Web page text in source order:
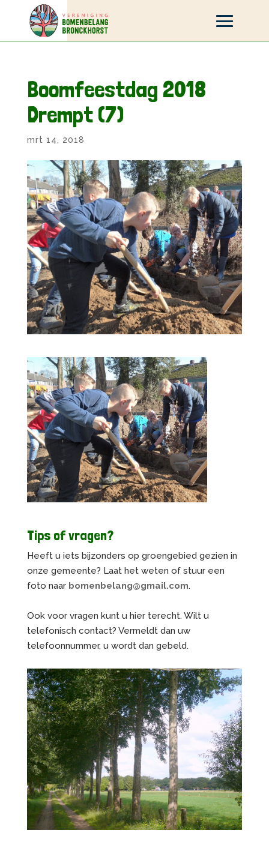
Boomfeestdag 2018
Drempt (7)
mrt 14, 2018
Tips of vragen?
Heeft u iets bijzonders op groengebied gezien in
onze gemeente? Laat het weten of stuur een
foto naar bomenbelang@gmail.com.
Ook voor vragen kunt u hier terecht. Wilt u
telefonisch contact? Vermeldt dan uw
telefoonnummer, u wordt dan gebeld.